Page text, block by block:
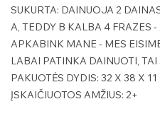
SUKURTA: DAINUOJA 2
A, TEDDY B KALBA 4 FRAZES
APKABINK MANE - MES
LABAI PATINKA DAINUOTI,
PAKUOTĖS DYDIS: 32 X 38 X
ĮSKAIČIUOTOS AMŽIUS: 2+